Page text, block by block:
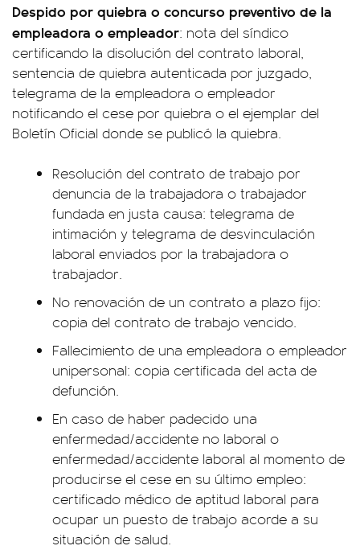
Despido por quiebra o concurso preventivo de la
empleadora o empleador: nota del síndico
certificando la disolución del contrato laboral,
sentencia de quiebra autenticada por juzgado,
telegrama de la empleadora o empleador
notificando el cese por quiebra o el ejemplar del
Boletín Oficial donde se publicó la quiebra.
Resolución del contrato de trabajo por
denuncia de la trabajadora o trabajador
fundada en justa causa: telegrama de
intimación y telegrama de desvinculación
laboral enviados por la trabajadora o
trabajador.
No renovación de un contrato a plazo fijo:
copia del contrato de trabajo vencido.
Fallecimiento de una empleadora o empleador
unipersonal: copia certificada del acta de
defunción.
En caso de haber padecido una
enfermedad/accidente no laboral o
enfermedad/accidente laboral al momento de
producirse el cese en su último empleo:
certificado médico de aptitud laboral para
ocupar un puesto de trabajo acorde a su
situación de salud.